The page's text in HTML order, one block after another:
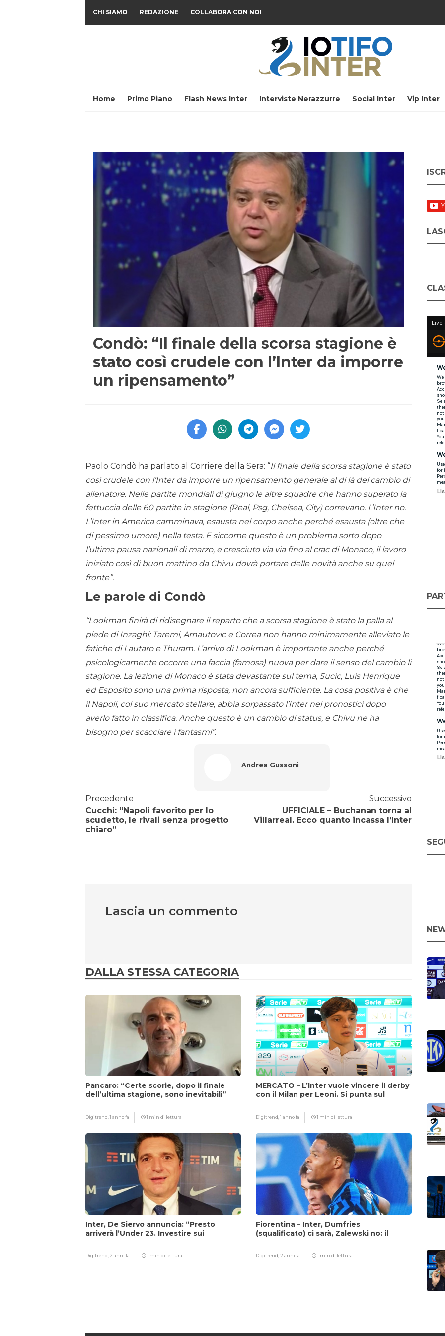
CHI SIAMO REDAZIONE COLLABORA CON NOI
Home Primo Piano Flash News Inter Interviste Nerazzurre Social Inter Vip Inter
Condò: “Il finale della scorsa stagione è
stato così crudele con l’Inter da imporre
un ripensamento”
Paolo Condò ha parlato al Corriere della Sera: “Il finale della scorsa stagione è stato
così crudele con l’Inter da imporre un ripensamento generale al di là del cambio di
allenatore. Nelle partite mondiali di giugno le altre squadre che hanno superato la
fettuccia delle 60 partite in stagione (Real, Psg, Chelsea, City) correvano. L’Inter no.
L’Inter in America camminava, esausta nel corpo anche perché esausta (oltre che
di pessimo umore) nella testa. E siccome questo è un problema sorto dopo
l’ultima pausa nazionali di marzo, e cresciuto via via fino al crac di Monaco, il lavoro
iniziato così di buon mattino da Chivu dovrà portare delle novità anche su quel
fronte”.
Le parole di Condò
“Lookman finirà di ridisegnare il reparto che a scorsa stagione è stato la palla al
piede di Inzaghi: Taremi, Arnautovic e Correa non hanno minimamente alleviato le
fatiche di Lautaro e Thuram. L’arrivo di Lookman è importante anche perché
psicologicamente occorre una faccia (famosa) nuova per dare il senso del cambio li
stagione. La lezione di Monaco è stata devastante sul tema, Sucic, Luis Henrique
ed Esposito sono una prima risposta, non ancora sufficiente. La cosa positiva è che
il Napoli, col suo mercato stellare, abbia sorpassato l’Inter nei pronostici dopo
averlo fatto in classifica. Anche questo è un cambio di status, e Chivu ne ha
bisogno per scacciare i fantasmi”.
Andrea Gussoni
Precedente
Cucchi: “Napoli favorito per lo
scudetto, le rivali senza progetto
chiaro”
Successivo
UFFICIALE – Buchanan torna al
Villarreal. Ecco quanto incassa l’Inter
Lascia un commento
DALLA STESSA CATEGORIA
Pancaro: “Certe scorie, dopo il finale
dell’ultima stagione, sono inevitabili”
Digitrend,1 anno fa 1 min di lettura
MERCATO – L’Inter vuole vincere il derby
con il Milan per Leoni. Si punta sul
Digitrend,1 anno fa 1 min di lettura
Inter, De Siervo annuncia: “Presto
arriverà l’Under 23. Investire sui
Digitrend,2 anni fa 1 min di lettura
Fiorentina – Inter, Dumfries
(squalificato) ci sarà, Zalewski no: il
Digitrend,2 anni fa 1 min di lettura